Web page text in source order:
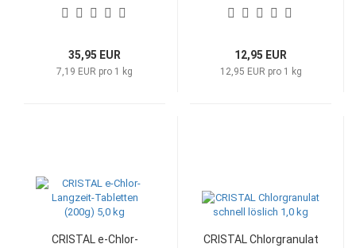
35,95 EUR
7,19 EUR pro 1 kg
12,95 EUR
12,95 EUR pro 1 kg
CRISTAL e-Chlor-
CRISTAL Chlorgranulat